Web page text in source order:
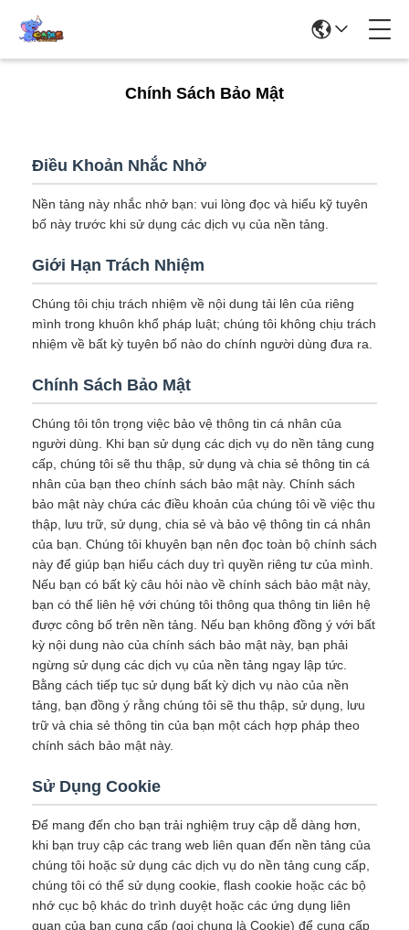
Chính Sách Bảo Mật
Điều Khoản Nhắc Nhở
Nền tảng này nhắc nhở bạn: vui lòng đọc và hiểu kỹ tuyên
bố này trước khi sử dụng các dịch vụ của nền tảng.
Giới Hạn Trách Nhiệm
Chúng tôi chịu trách nhiệm về nội dung tải lên của riêng
mình trong khuôn khổ pháp luật; chúng tôi không chịu trách
nhiệm về bất kỳ tuyên bố nào do chính người dùng đưa ra.
Chính Sách Bảo Mật
Chúng tôi tôn trọng việc bảo vệ thông tin cá nhân của
người dùng. Khi bạn sử dụng các dịch vụ do nền tảng cung
cấp, chúng tôi sẽ thu thập, sử dụng và chia sẻ thông tin cá
nhân của bạn theo chính sách bảo mật này. Chính sách
bảo mật này chứa các điều khoản của chúng tôi về việc thu
thập, lưu trữ, sử dụng, chia sẻ và bảo vệ thông tin cá nhân
của bạn. Chúng tôi khuyên bạn nên đọc toàn bộ chính sách
này để giúp bạn hiểu cách duy trì quyền riêng tư của mình.
Nếu bạn có bất kỳ câu hỏi nào về chính sách bảo mật này,
bạn có thể liên hệ với chúng tôi thông qua thông tin liên hệ
được công bố trên nền tảng. Nếu bạn không đồng ý với bất
kỳ nội dung nào của chính sách bảo mật này, bạn phải
ngừng sử dụng các dịch vụ của nền tảng ngay lập tức.
Bằng cách tiếp tục sử dụng bất kỳ dịch vụ nào của nền
tảng, bạn đồng ý rằng chúng tôi sẽ thu thập, sử dụng, lưu
trữ và chia sẻ thông tin của bạn một cách hợp pháp theo
chính sách bảo mật này.
Sử Dụng Cookie
Để mang đến cho bạn trải nghiệm truy cập dễ dàng hơn,
khi bạn truy cập các trang web liên quan đến nền tảng của
chúng tôi hoặc sử dụng các dịch vụ do nền tảng cung cấp,
chúng tôi có thể sử dụng cookie, flash cookie hoặc các bộ
nhớ cục bộ khác do trình duyệt hoặc các ứng dụng liên
quan của bạn cung cấp (gọi chung là Cookie) để cung cấp